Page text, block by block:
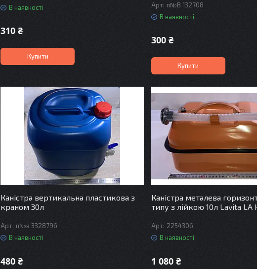
В наявності
310 ₴
Купити
п№В 132708
В наявності
300 ₴
Купити
Каністра вертикальна пластикова з
краном 30л
п№в 332879б
В наявності
480 ₴
Каністра металева
типу з лійкою 10л Lavita LA
225430б
В наявності
1 080 ₴